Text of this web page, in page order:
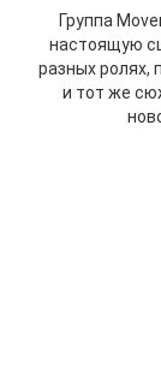
Группа
настоящую
разных ролях,
и тот же